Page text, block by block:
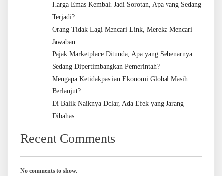
Harga Emas Kembali Jadi Sorotan, Apa yang Sedang
Terjadi?
Orang Tidak Lagi Mencari Link, Mereka Mencari
Jawaban
Pajak Marketplace Ditunda, Apa yang Sebenarnya
Sedang Dipertimbangkan Pemerintah?
Mengapa Ketidakpastian Ekonomi Global Masih
Berlanjut?
Di Balik Naiknya Dolar, Ada Efek yang Jarang
Dibahas
Recent Comments
No comments to show.